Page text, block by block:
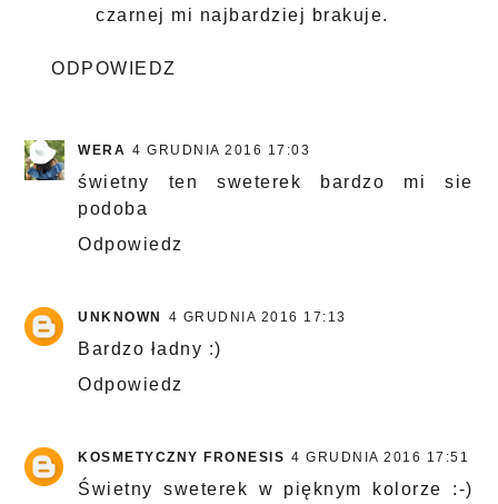
czarnej mi najbardziej brakuje.
ODPOWIEDZ
WERA 4 GRUDNIA 2016 17:03
świetny ten sweterek bardzo mi sie
podoba
Odpowiedz
UNKNOWN 4 GRUDNIA 2016 17:13
Bardzo ładny :)
Odpowiedz
KOSMETYCZNY FRONESIS 4 GRUDNIA 2016 17:51
Świetny sweterek w pięknym kolorze :-)